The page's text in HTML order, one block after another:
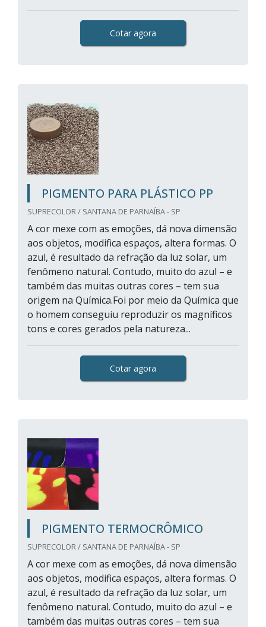
Cotar agora
PIGMENTO PARA PLÁSTICO PP
SUPRECOLOR / SANTANA DE PARNAÍBA - SP
A cor mexe com as emoções, dá nova dimensão
aos objetos, modifica espaços, altera formas. O
azul, é resultado da refração da luz solar, um
fenômeno natural. Contudo, muito do azul – e
também das muitas outras cores – tem sua
origem na Química.Foi por meio da Química que
o homem conseguiu reproduzir os magníficos
tons e cores gerados pela natureza...
Cotar agora
PIGMENTO TERMOCRÔMICO
SUPRECOLOR / SANTANA DE PARNAÍBA - SP
A cor mexe com as emoções, dá nova dimensão
aos objetos, modifica espaços, altera formas. O
azul, é resultado da refração da luz solar, um
fenômeno natural. Contudo, muito do azul – e
também das muitas outras cores – tem sua